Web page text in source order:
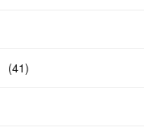
(41)